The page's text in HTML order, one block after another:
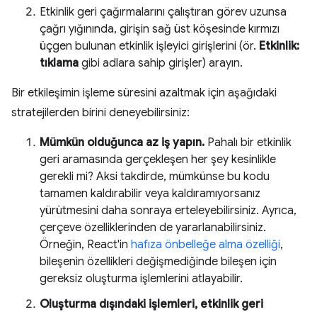
Etkinlik geri çağırmalarını çalıştıran görev uzunsa
çağrı yığınında, girişin sağ üst köşesinde kırmızı
üçgen bulunan etkinlik işleyici girişlerini (ör. Etkinlik:
tıklama gibi adlara sahip girişler) arayın.
Bir etkileşimin işleme süresini azaltmak için aşağıdaki
stratejilerden birini deneyebilirsiniz:
Mümkün olduğunca az iş yapın. Pahalı bir etkinlik
geri aramasında gerçekleşen her şey kesinlikle
gerekli mi? Aksi takdirde, mümkünse bu kodu
tamamen kaldırabilir veya kaldıramıyorsanız
yürütmesini daha sonraya erteleyebilirsiniz. Ayrıca,
çerçeve özelliklerinden de yararlanabilirsiniz.
Örneğin, React'in hafıza önbelleğe alma özelliği,
bileşenin özellikleri değişmediğinde bileşen için
gereksiz oluşturma işlemlerini atlayabilir.
Oluşturma dışındaki işlemleri, etkinlik geri